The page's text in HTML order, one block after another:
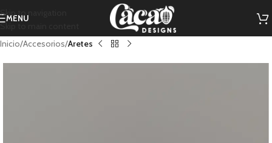
Skip to navigation
Skip to main content
MENU
Inicio Accesorios Aretes